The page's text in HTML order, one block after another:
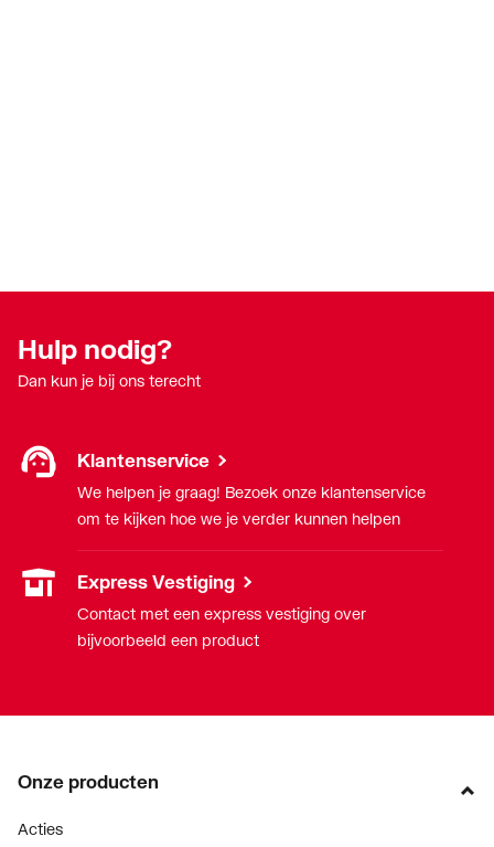
Hulp nodig?
Dan kun je bij ons terecht
Klantenservice
We helpen je graag! Bezoek onze klantenservice
om te kijken hoe we je verder kunnen helpen
Express Vestiging
Contact met een express vestiging over
bijvoorbeeld een product
Onze producten
Acties